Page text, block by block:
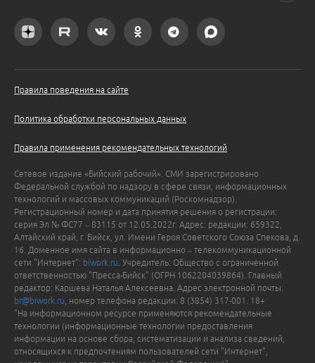
Правила поведения на сайте
Политика обработки персональных данных
Правила применения рекомендательных технологий
Сетевое издание «Бийский рабочий». СМИ зарегистрировано
Федеральной службой по надзору в сфере связи, информационных
технологий и массовых коммуникаций (Роскомнадзор).
Регистрационный номер и дата принятия решения о регистрации:
серия Эл № ФС77 – 83115 от 12.05.2022г. Адрес: редакции: 659322,
Алтайский край, г. Бийск, ул. Имени Героя Советского Союза Спекова, д.
16. Доменное имя сайта в информационно – телекоммуникационной
сети "Интернет": biwork.ru . Учредитель: Общество с ограниченной
ответственностью "Пресса-Бийск" (ОГРН 1062204039864). Главный
редактор: Каршева Наталья Алексеевна. Адрес электронной почты:
br@biwork.ru , номер телефона редакции: 8 (3854) 317-001. 18+
"На информационном ресурсе применяются рекомендательные
технологии (информационные технологии предоставления
информации на основе сбора, систематизации и анализа сведений,
относящихся к предпочтениям пользователей сети "Интернет",